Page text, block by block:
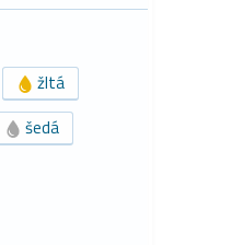
žltá
šedá